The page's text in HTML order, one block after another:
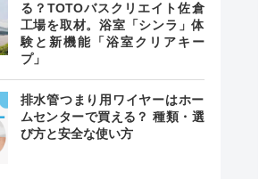
る？TOTOバスクリエイト佐倉
工場を取材。浴室「シンラ」体
験と新機能「浴室クリアキー
プ」
排水管つまり用ワイヤーはホー
ムセンターで買える？ 種類・選
び方と安全な使い方